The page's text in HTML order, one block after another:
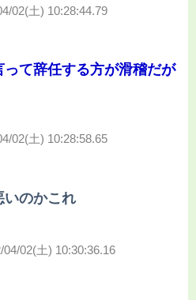
02(土) 10:28:44.79
って辞任する方が滑稽だが
02(土) 10:28:58.65
いのかこれ
04/02(土) 10:30:36.16